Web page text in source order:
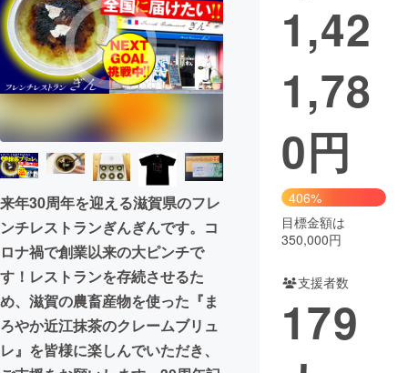
映像・映画 書籍・雑誌
ビジネス・起業 チャレンジ
まちづくり・地域活性化
CAMPFIRE for Social Good
CAMPFIRE Creation
CAMPFIREふるさと納税
コミュニティ
来年30周年を迎える滋賀県のフレ
ンチレストランぎんぎんです。コ
ロナ禍で創業以来の大ピンチで
す！レストランを存続させるた
め、滋賀の農畜産物を使った『ま
ろやか近江抹茶のクレームブリュ
レ』を皆様に楽しんでいただき、
1,42
1,78
0円
406%
目標金額は
350,000円
支援者数
179